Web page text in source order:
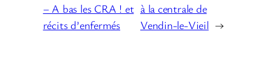
– A bas les CRA ! et
récits d’enfermés
à la centrale de
Vendin-le-Vieil →